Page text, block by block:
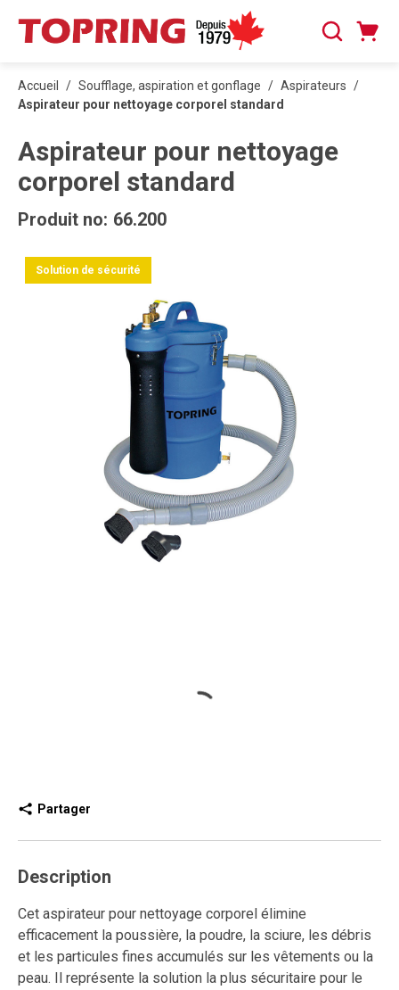
PASSER AU CONTENU PRINCIPAL
Recherche
Accueil / Soufflage, aspiration et gonflage / Aspirateurs /
Aspirateur pour nettoyage corporel standard
Aspirateur pour nettoyage
corporel standard
Produit no: 66.200
Solution de sécurité
Partager
Description
Cet aspirateur pour nettoyage corporel élimine
efficacement la poussière, la poudre, la sciure, les débris
et les particules fines accumulés sur les vêtements ou la
peau. Il représente la solution la plus sécuritaire pour le